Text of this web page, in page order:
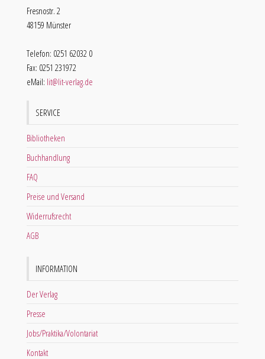
Fresnostr. 2
48159 Münster
Telefon: 0251 62032 0
Fax: 0251 231972
eMail: lit@lit-verlag.de
SERVICE
Bibliotheken
Buchhandlung
FAQ
Preise und Versand
Widerrufsrecht
AGB
INFORMATION
Der Verlag
Presse
Jobs/Praktika/Volontariat
Kontakt